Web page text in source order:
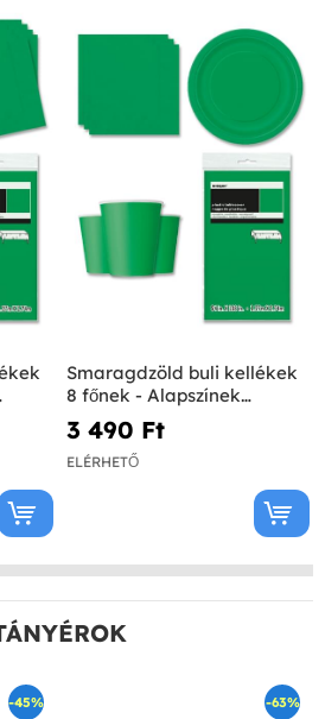
Smaragdzöld buli kellékek
8 főnek - Alapszínek
Termékvonal
3 490 Ft‎
ELÉRHETŐ
-45% -63%